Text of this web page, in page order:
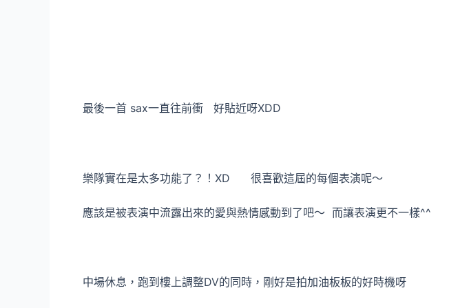
最後一首 sax一直往前衝 好貼近呀XDD
樂隊實在是太多功能了？！XD 很喜歡這屆的每個表演呢～
應該是被表演中流露出來的愛與熱情感動到了吧～ 而讓表演更不一樣^^
中場休息，跑到樓上調整DV的同時，剛好是拍加油板板的好時機呀